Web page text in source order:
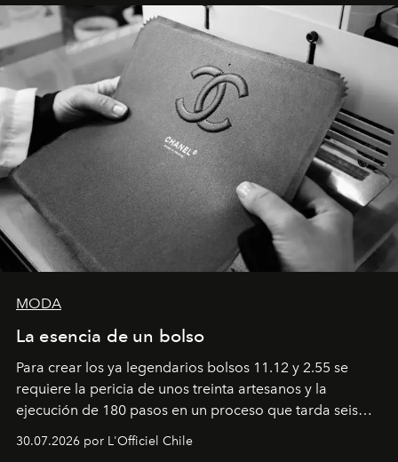
MODA
La esencia de un bolso
Para crear los ya legendarios bolsos 11.12 y 2.55 se
requiere la pericia de unos treinta artesanos y la
ejecución de 180 pasos en un proceso que tarda seis
que se enseña solamente en la escuela de formación de
30.07.2026 por L'Officiel Chile